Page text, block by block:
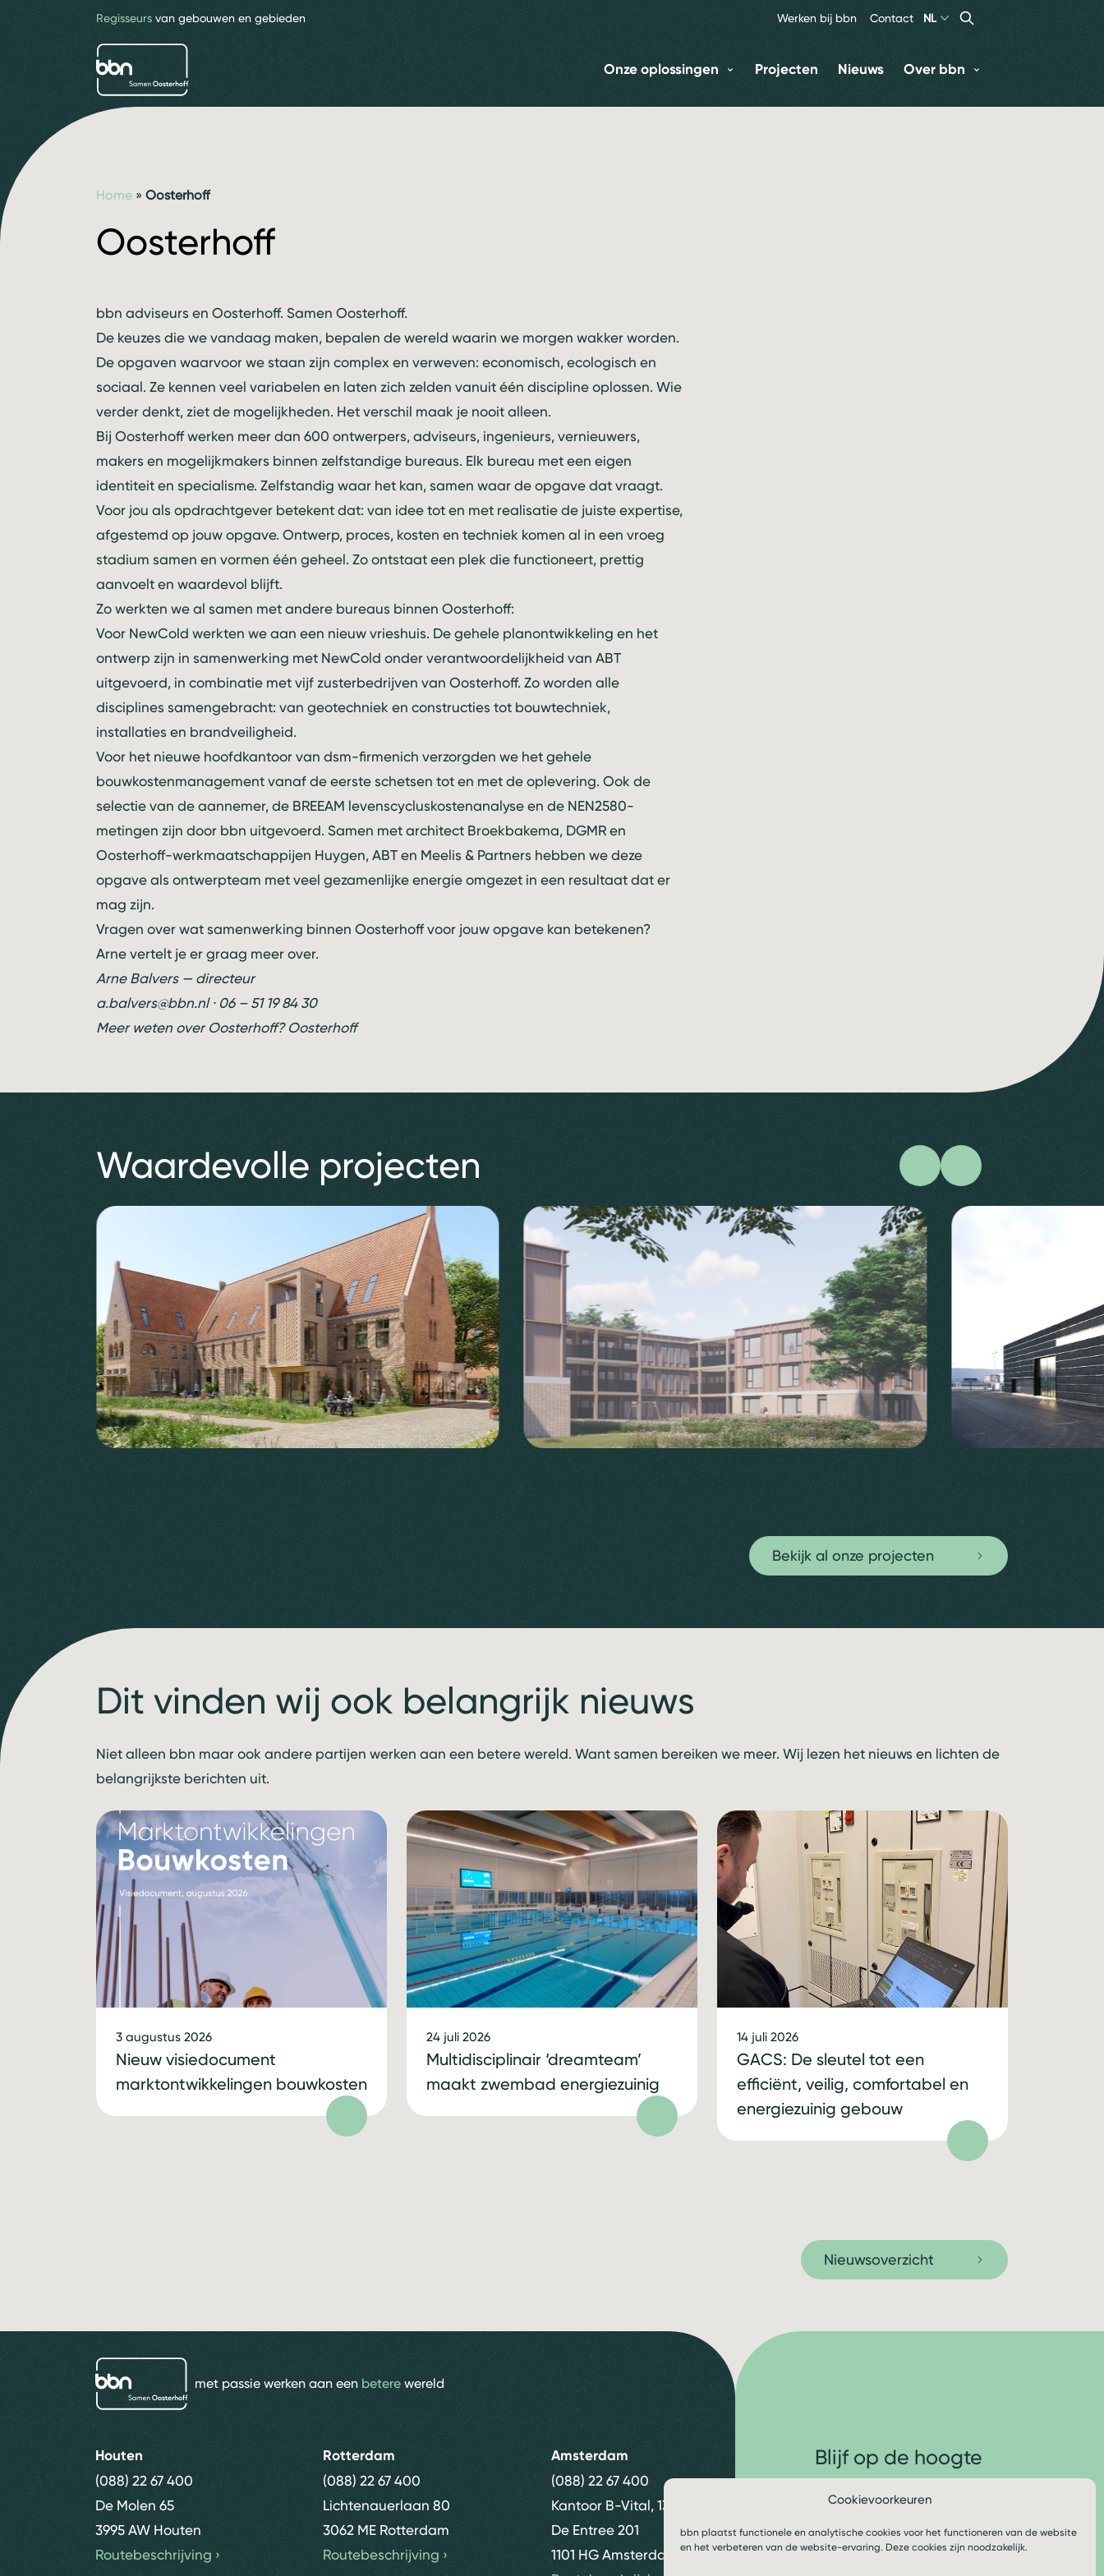
Cookievoorkeuren
bbn plaatst functionele en analytische cookies voor het functioneren van de website
en het verbeteren van de website-ervaring. Deze cookies zijn noodzakelijk.
Regisseurs van gebouwen en gebieden Werken bij bbn Contact NL Search
Zoeken
bbn adviseurs
Onze oplossingen Projecten Nieuws Over bbn
Home » Oosterhoff
Oosterhoff
bbn adviseurs en Oosterhoff. Samen Oosterhoff.
De keuzes die we vandaag maken, bepalen de wereld waarin we morgen wakker worden.
De opgaven waarvoor we staan zijn complex en verweven: economisch, ecologisch en
sociaal. Ze kennen veel variabelen en laten zich zelden vanuit één discipline oplossen. Wie
verder denkt, ziet de mogelijkheden. Het verschil maak je nooit alleen.
Bij Oosterhoff werken meer dan 600 ontwerpers, adviseurs, ingenieurs, vernieuwers,
makers en mogelijkmakers binnen zelfstandige bureaus. Elk bureau met een eigen
identiteit en specialisme. Zelfstandig waar het kan, samen waar de opgave dat vraagt.
Voor jou als opdrachtgever betekent dat: van idee tot en met realisatie de juiste expertise,
afgestemd op jouw opgave. Ontwerp, proces, kosten en techniek komen al in een vroeg
stadium samen en vormen één geheel. Zo ontstaat een plek die functioneert, prettig
aanvoelt en waardevol blijft.
Zo werkten we al samen met andere bureaus binnen Oosterhoff:
Voor NewCold werkten we aan een nieuw vrieshuis. De gehele planontwikkeling en het
ontwerp zijn in samenwerking met NewCold onder verantwoordelijkheid van ABT
uitgevoerd, in combinatie met vijf zusterbedrijven van Oosterhoff. Zo worden alle
disciplines samengebracht: van geotechniek en constructies tot bouwtechniek,
installaties en brandveiligheid.
Voor het nieuwe hoofdkantoor van dsm-firmenich verzorgden we het gehele
bouwkostenmanagement vanaf de eerste schetsen tot en met de oplevering. Ook de
selectie van de aannemer, de BREEAM levenscycluskostenanalyse en de NEN2580-
metingen zijn door bbn uitgevoerd. Samen met architect Broekbakema, DGMR en
Oosterhoff-werkmaatschappijen Huygen, ABT en Meelis & Partners hebben we deze
opgave als ontwerpteam met veel gezamenlijke energie omgezet in een resultaat dat er
mag zijn.
Vragen over wat samenwerking binnen Oosterhoff voor jouw opgave kan betekenen?
Arne vertelt je er graag meer over.
Arne Balvers — directeur
a.balvers@bbn.nl · 06 – 51 19 84 30
Meer weten over Oosterhoff? Oosterhoff
Waardevolle projecten
Eemklooster, Amersfoort Maartenswouden, Drachten Gemeentewerf
Bekijk al onze projecten
Dit vinden wij ook belangrijk nieuws
Niet alleen bbn maar ook andere partijen werken aan een betere wereld. Want samen bereiken we meer. Wij lezen het nieuws en lichten de
belangrijkste berichten uit.
3 augustus 2026
Nieuw visiedocument
marktontwikkelingen bouwkosten
24 juli 2026
Multidisciplinair ‘dreamteam’
maakt zwembad energiezuinig
14 juli 2026
GACS: De sleutel tot een
efficiënt, veilig, comfortabel en
energiezuinig gebouw
Nieuwsoverzicht
bbn adviseurs
met passie werken aan een betere wereld
Houten
(088) 22 67 400
De Molen 65
3995 AW Houten
Routebeschrijving ›
Rotterdam
(088) 22 67 400
Lichtenauerlaan 80
3062 ME Rotterdam
Routebeschrijving ›
Amsterdam
(088) 22 67 400
Kantoor B-Vital, 13e etage
De Entree 201
1101 HG Amsterdam
Blijf op de hoogte
Volg ons